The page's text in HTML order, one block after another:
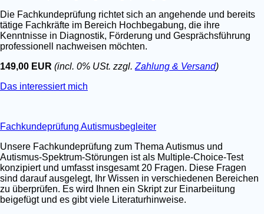
Die Fachkundeprüfung richtet sich an angehende und bereits
tätige Fachkräfte im Bereich Hochbegabung, die ihre
Kenntnisse in Diagnostik, Förderung und Gesprächsführung
professionell nachweisen möchten.
149,00 EUR (incl. 0% USt. zzgl. Zahlung & Versand)
Das interessiert mich
Fachkundeprüfung Autismusbegleiter
Unsere Fachkundeprüfung zum Thema Autismus und
Autismus-Spektrum-Störungen ist als Multiple-Choice-Test
konzipiert und umfasst insgesamt 20 Fragen. Diese Fragen
sind darauf ausgelegt, Ihr Wissen in verschiedenen Bereichen
zu überprüfen. Es wird Ihnen ein Skript zur Einarbeiitung
beigefügt und es gibt viele Literaturhinweise.